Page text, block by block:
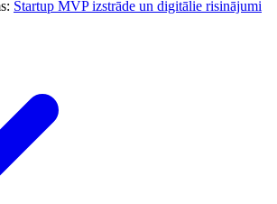
Startup MVP izstrāde un digitālie risinājumi